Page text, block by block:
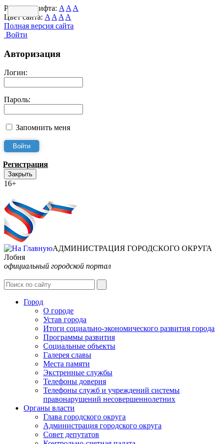
Размер шрифта: A A A
Цвет сайта: A A A A
Полная версия сайта
Войти
Авторизация
Логин:
Пароль:
Запомнить меня
Регистрация
Закрыть
16+
АДМИНИСТРАЦИЯ ГОРОДСКОГО ОКРУГА
Лобня
официальный городской портал
Город
О городе
Устав города
Итоги социально-экономического развития города
Программы развития
Социальные объекты
Галерея славы
Места памяти
Экстренные службы
Телефоны доверия
Телефоны служб и учреждений системы
правонарушений несовершеннолетних
Органы власти
Глава городского округа
Администрация городcкого округа
Совет депутатов